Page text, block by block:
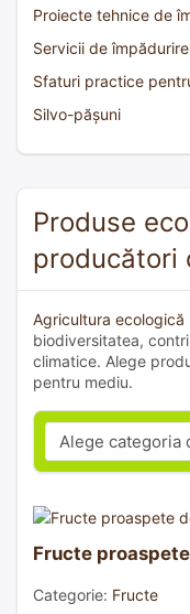
Proiecte tehnice de
Servicii de împădurire
Sfaturi practice
Silvo-pășuni
Produse
producători
Agricultura ecologică
biodiversitatea,
climatice. Alege
pentru mediu.
Fructe
Categorie: Fructe